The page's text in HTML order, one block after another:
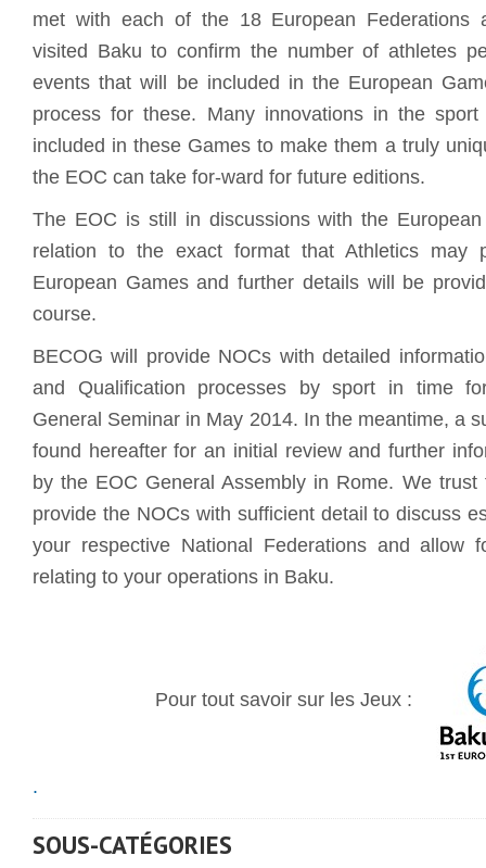
met with each of the 18 European Federations
visited Baku to confirm the number of athletes
events that will be included in the European
process for these. Many innovations in the
included in these Games to make them a truly
the EOC can take for-ward for future editions.
The EOC is still in discussions with the
relation to the exact format that Athletics may
European Games and further details will be
course.
BECOG will provide NOCs with detailed
and Qualification processes by sport in time
General Seminar in May 2014. In the meantime, a
found hereafter for an initial review and further
by the EOC General Assembly in Rome. We
provide the NOCs with sufficient detail to discuss
your respective National Federations and allow
relating to your operations in Baku.
Pour tout savoir sur les Jeux :
.
SOUS-CATÉGORIES